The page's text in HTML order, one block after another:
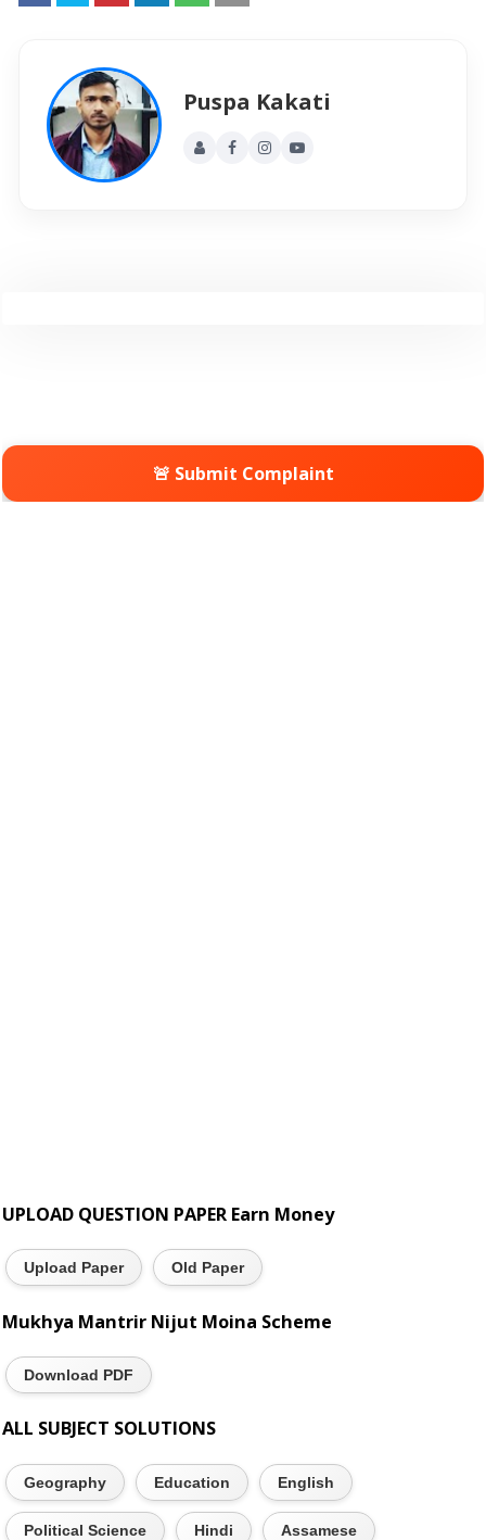
Puspa Kakati
🚨 Submit Complaint
UPLOAD QUESTION PAPER Earn Money
Upload Paper Old Paper
Mukhya Mantrir Nijut Moina Scheme
Download PDF
ALL SUBJECT SOLUTIONS
Geography Education English
Political Science Hindi Assamese